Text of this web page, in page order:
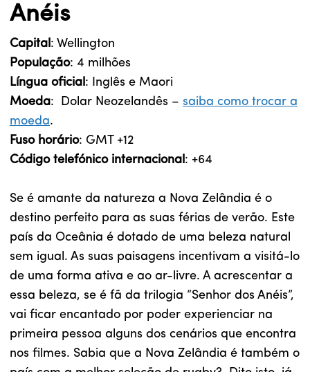
Anéis
Capital : Wellington
População: 4 milhões
Língua oficial : Inglês e Maori
Moeda: Dolar Neozelandês – saiba como trocar a
moeda.
Fuso horário: GMT +12
Código telefónico internacional : +64
Se é amante da natureza a Nova Zelândia é o
destino perfeito para as suas férias de verão. Este
país da Oceânia é dotado de uma beleza natural
sem igual. As suas paisagens incentivam a visitá-lo
de uma forma ativa e ao ar-livre. A acrescentar a
essa beleza, se é fã da trilogia “Senhor dos Anéis”,
vai ficar encantado por poder experienciar na
primeira pessoa alguns dos cenários que encontra
nos filmes. Sabia que a Nova Zelândia é também o